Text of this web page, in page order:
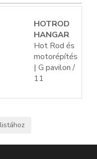
HOTROD
HANGAR
Hot Rod és
motorépítés
| G pavilon /
11